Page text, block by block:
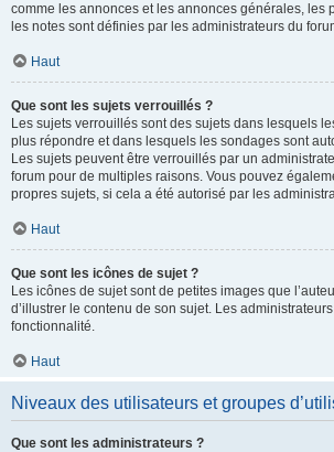
comme les annonces et les annonces générales, les
les notes sont définies par les administrateurs du
Haut
Que sont les sujets verrouillés ?
Les sujets verrouillés sont des sujets dans lesquels
plus répondre et dans lesquels les sondages sont
Les sujets peuvent être verrouillés par un
forum pour de multiples raisons. Vous pouvez
propres sujets, si cela a été autorisé par les
Haut
Que sont les icônes de sujet ?
Les icônes de sujet sont de petites images que
d’illustrer le contenu de son sujet. Les
fonctionnalité.
Haut
Niveaux des utilisateurs et groupes
Que sont les administrateurs ?